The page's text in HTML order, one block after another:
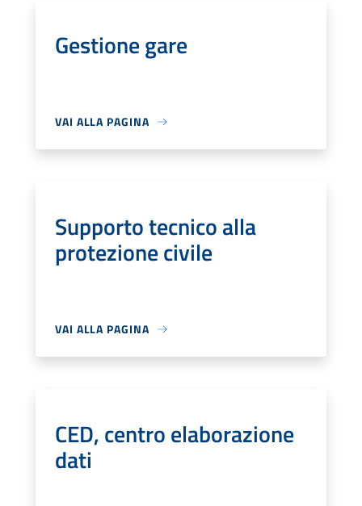
Gestione gare
VAI ALLA PAGINA
Supporto tecnico alla
protezione civile
VAI ALLA PAGINA
CED, centro elaborazione
dati